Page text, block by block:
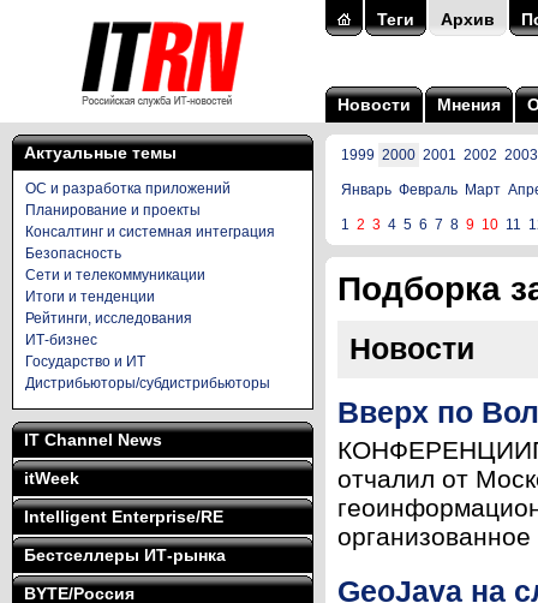
Теги Архив
Новости Мнения
Актуальные темы
ОС и разработка приложений
Планирование и проекты
Консалтинг и системная интеграция
Безопасность
Сети и телекоммуникации
Итоги и тенденции
Рейтинги, исследования
ИТ-бизнес
Государство и ИТ
Дистрибьюторы/субдистрибьюторы
IT Channel News
itWeek
Intelligent Enterprise/RE
Бестселлеры ИТ-рынка
BYTE/Россия
1999 2000 2001 2002 2003
Январь Февраль Март
1 2 3 4 5 6 7 8 9 10 11
Подборка
Новости
Вверх по
отчалил от
GeoJava на